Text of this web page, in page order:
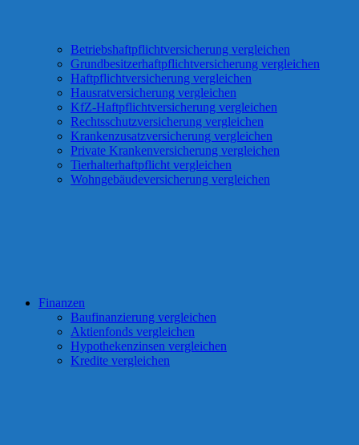
Betriebshaftpflichtversicherung vergleichen
Grundbesitzerhaftpflichtversicherung vergleichen
Haftpflichtversicherung vergleichen
Hausratversicherung vergleichen
KfZ-Haftpflichtversicherung vergleichen
Rechtsschutzversicherung vergleichen
Krankenzusatzversicherung vergleichen
Private Krankenversicherung vergleichen
Tierhalterhaftpflicht vergleichen
Wohngebäudeversicherung vergleichen
Finanzen
Baufinanzierung vergleichen
Aktienfonds vergleichen
Hypothekenzinsen vergleichen
Kredite vergleichen